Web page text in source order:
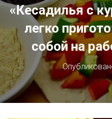
«Кесадилья с
легко
собой на